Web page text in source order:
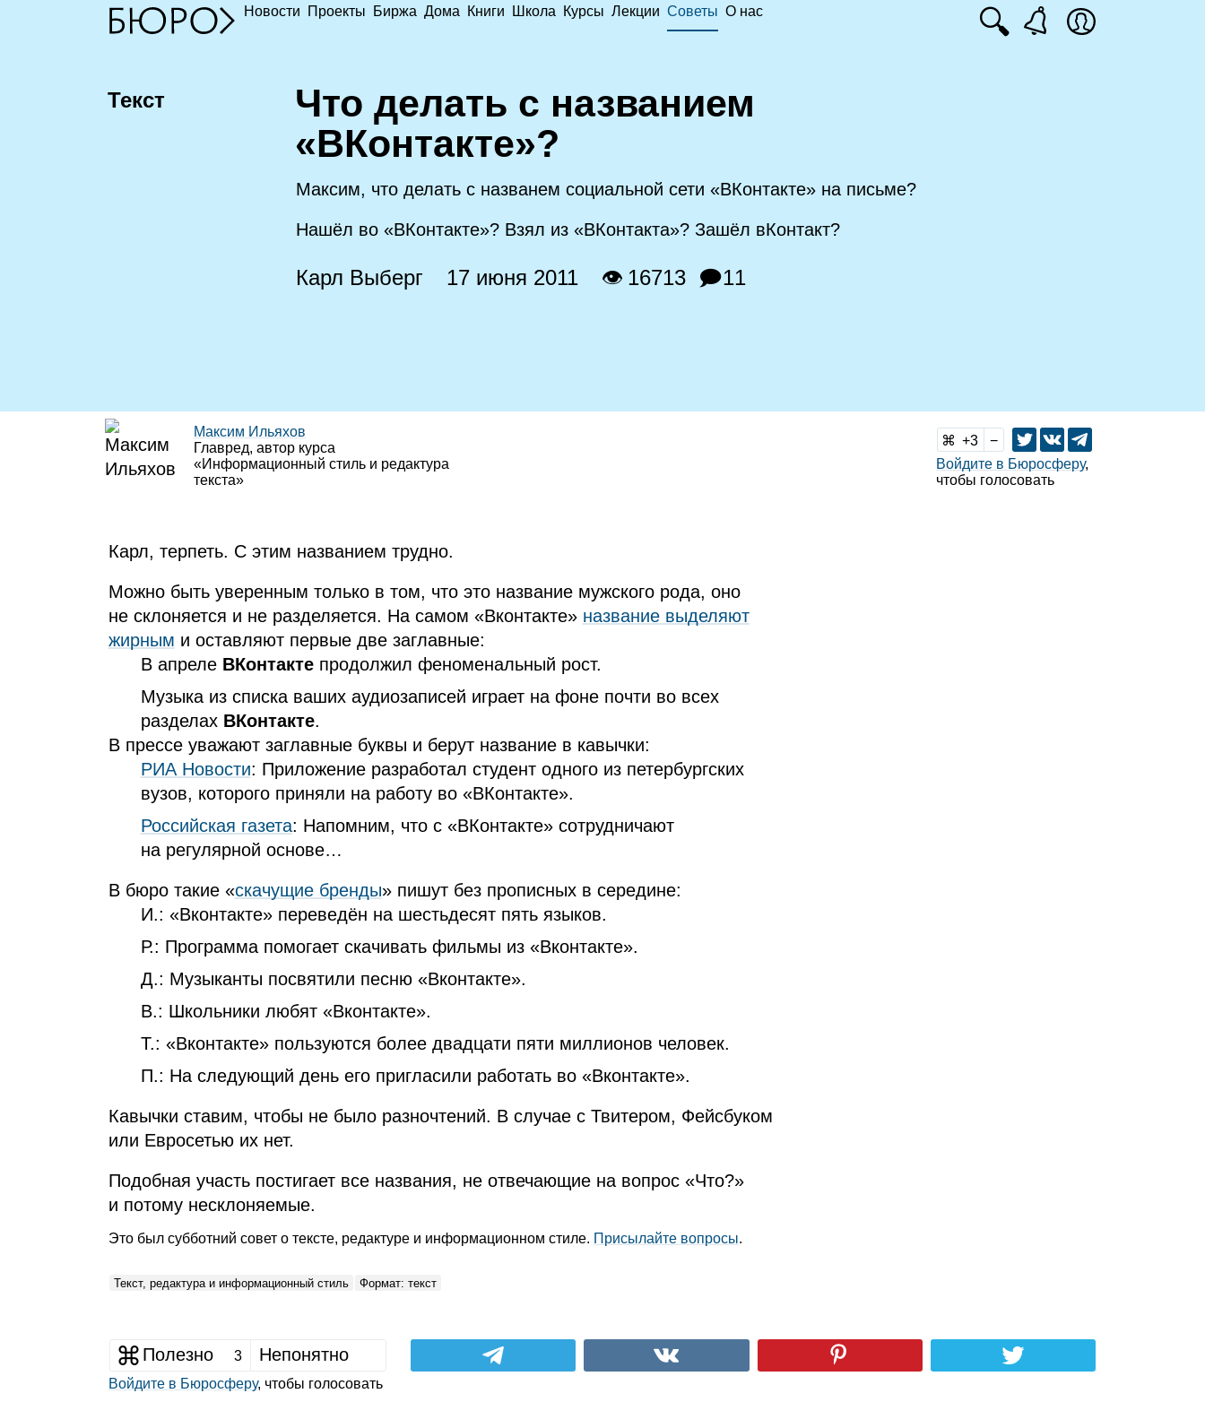
Новости Проекты Биржа Дома Книги Школа Курсы Лекции Советы О нас 🔍
Текст Что делать с названием
«ВКонтакте»?
Максим, что делать с названем социальной сети «ВКонтакте» на письме?
Нашёл во «ВКонтакте»? Взял из «ВКонтакта»? Зашёл вКонтакт?
Карл Выберг 17 июня 2011 👁 16713 🗩11
Максим Ильяхов
Главред, автор курса
«Информационный стиль и редактура
текста»
3
Войдите в Бюросферу,
чтобы голосовать
Карл, терпеть. С этим названием трудно.
Можно быть уверенным только в том, что это название мужского рода, оно
не склоняется и не разделяется. На самом «Вконтакте» название выделяют
жирным и оставляют первые две заглавные:
В апреле ВКонтактепродолжил феноменальный рост.
Музыка из списка ваших аудиозаписей играет на фоне почти во всех
разделах ВКонтакте.
В прессе уважают заглавные буквы и берут название в кавычки:
РИАНовости: Приложение разработал студент одного из петербургских
вузов, которого приняли на работу во «ВКонтакте».
Российская газета: Напомним, что с «ВКонтакте» сотрудничают
на регулярной основе…
В бюро такие «скачущие бренды» пишут без прописных в середине:
И.: «Вконтакте» переведён на шестьдесят пять языков.
Р.: Программа помогает скачивать фильмы из «Вконтакте».
Д.: Музыканты посвятили песню «Вконтакте».
В.: Школьники любят «Вконтакте».
Т.: «Вконтакте» пользуются более двадцати пяти миллионов человек.
П.: На следующий день его пригласили работать во «Вконтакте».
Кавычки ставим, чтобы не было разночтений. В случае с Твитером, Фейсбуком
или Евросетью их нет.
Подобная участь постигает все названия, не отвечающие на вопрос «Что?»
и потому несклоняемые.
Это был субботний совет о тексте, редактуре и информационном стиле. Присылайте вопросы.
Текст, редактура и информационный стиль Формат: текст
Полезно 3 Непонятно
Войдите в Бюросферу, чтобы голосовать